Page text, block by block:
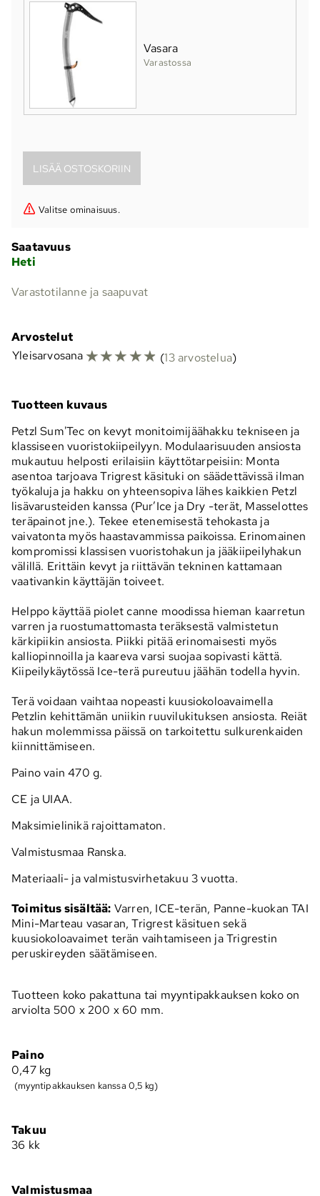
Vasara
Varastossa
Valitse ominaisuus.
Saatavuus
Heti
Varastotilanne ja saapuvat
Arvostelut
Yleisarvosana ☆☆☆☆☆ (13 arvostelua)
Tuotteen kuvaus
Petzl Sum'Tec on kevyt monitoimijäähakku tekniseen ja
klassiseen vuoristokiipeilyyn. Modulaarisuuden ansiosta
mukautuu helposti erilaisiin käyttötarpeisiin: Monta
asentoa tarjoava Trigrest käsituki on säädettävissä ilman
työkaluja ja hakku on yhteensopiva lähes kaikkien Petzl
lisävarusteiden kanssa (Pur’Ice ja Dry -terät, Masselottes
teräpainot jne.). Tekee etenemisestä tehokasta ja
vaivatonta myös haastavammissa paikoissa. Erinomainen
kompromissi klassisen vuoristohakun ja jääkiipeilyhakun
välillä. Erittäin kevyt ja riittävän tekninen kattamaan
vaativankin käyttäjän toiveet.
Helppo käyttää piolet canne moodissa hieman kaarretun
varren ja ruostumattomasta teräksestä valmistetun
kärkipiikin ansiosta. Piikki pitää erinomaisesti myös
kalliopinnoilla ja kaareva varsi suojaa sopivasti kättä.
Kiipeilykäytössä Ice-terä pureutuu jäähän todella hyvin.
Terä voidaan vaihtaa nopeasti kuusiokoloavaimella
Petzlin kehittämän uniikin ruuvilukituksen ansiosta. Reiät
hakun molemmissa päissä on tarkoitettu sulkurenkaiden
kiinnittämiseen.
Paino vain 470 g.
CE ja UIAA.
Maksimielinikä rajoittamaton.
Valmistusmaa Ranska.
Materiaali- ja valmistusvirhetakuu 3 vuotta.
Toimitus sisältää: Varren, ICE-terän, Panne-kuokan TAI
Mini-Marteau vasaran, Trigrest käsituen sekä
kuusiokoloavaimet terän vaihtamiseen ja Trigrestin
peruskireyden säätämiseen.
Tuotteen koko pakattuna tai myyntipakkauksen koko on
arviolta 500 x 200 x 60 mm.
Paino
0,47 kg
(myyntipakkauksen kanssa 0,5 kg)
Takuu
36 kk
Valmistusmaa